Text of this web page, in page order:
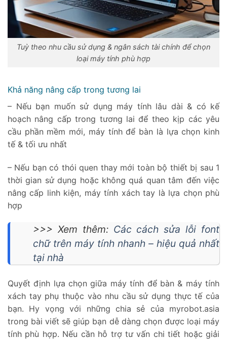
Tuỳ theo nhu cầu sử dụng & ngân sách tài chính để chọn
loại máy tính phù hợp
Khả năng nâng cấp trong tương lai
– Nếu bạn muốn sử dụng máy tính lâu dài & có kế
hoạch nâng cấp trong tương lai để theo kịp các yêu
cầu phần mềm mới, máy tính để bàn là lựa chọn kinh
tế & tối ưu nhất
– Nếu bạn có thói quen thay mới toàn bộ thiết bị sau 1
thời gian sử dụng hoặc không quá quan tâm đến việc
nâng cấp linh kiện, máy tính xách tay là lựa chọn phù
hợp
>>> Xem thêm: Các cách sửa lỗi font
chữ trên máy tính nhanh – hiệu quả nhất
tại nhà
Quyết định lựa chọn giữa máy tính để bàn & máy tính
xách tay phụ thuộc vào nhu cầu sử dụng thực tế của
bạn. Hy vọng với những chia sẻ của myrobot.asia
trong bài viết sẽ giúp bạn dễ dàng chọn được loại máy
tính phù hợp. Nếu cần hỗ trợ tư vấn chi tiết hoặc giải